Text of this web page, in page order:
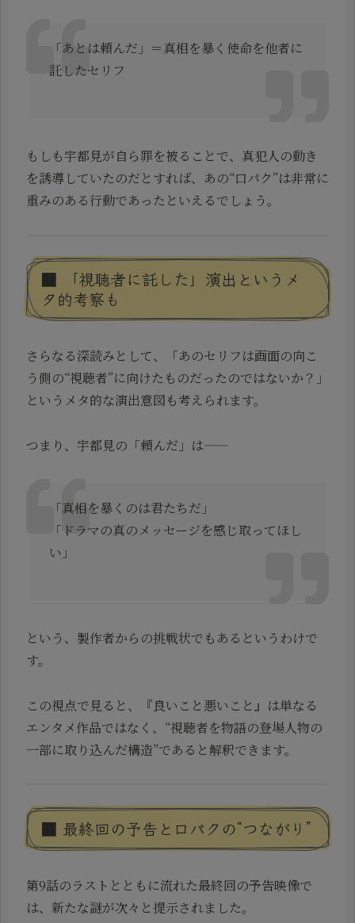
「あとは頼んだ」＝真相を暴く使命を他者に
託したセリフ
もしも宇都見が自ら罪を被ることで、真犯人の動き
を誘導していたのだとすれば、あの“口パク”は非常に
重みのある行動であったといえるでしょう。
■ 「視聴者に託した」演出というメ
タ的考察も
さらなる深読みとして、「あのセリフは画面の向こ
う側の“視聴者”に向けたものだったのではないか？」
というメタ的な演出意図も考えられます。
つまり、宇都見の「頼んだ」は——
「真相を暴くのは君たちだ」
「ドラマの真のメッセージを感じ取ってほし
い」
という、製作者からの挑戦状でもあるというわけで
す。
この視点で見ると、『良いこと悪いこと』は単なる
エンタメ作品ではなく、“視聴者を物語の登場人物の
一部に取り込んだ構造”であると解釈できます。
■ 最終回の予告と口パクの“つながり”
第9話のラストとともに流れた最終回の予告映像で
は、新たな謎が次々と提示されました。